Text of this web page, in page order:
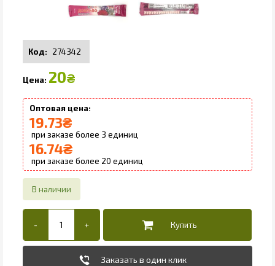
274342
20₴
19.73₴
3
16.74₴
20
Заказать в один клик